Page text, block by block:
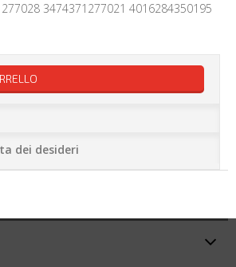
3474371277021 4016284350195
dei desideri